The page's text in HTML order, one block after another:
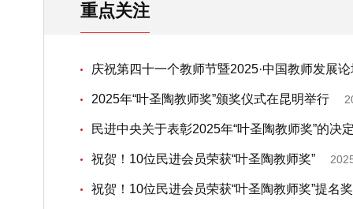
重点关注
庆祝第四十一个教师节暨2025·中国教师发展
2025年“叶圣陶教师奖”颁奖仪式在昆明举行
民进中央关于表彰2025年“叶圣陶教师奖”的决
祝贺！10位民进会员荣获“叶圣陶教师奖”
祝贺！10位民进会员荣获“叶圣陶教师奖”提名